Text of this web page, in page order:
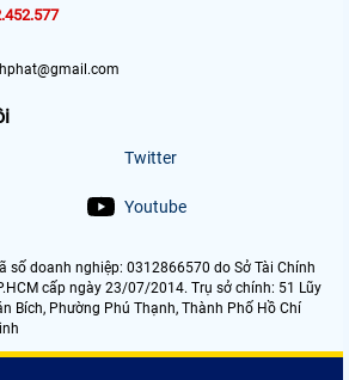
Twitter
Youtube
số doanh nghiệp: 0312866570 do Sở Tài Chính
cấp ngày 23/07/2014. Trụ sở chính: 51 Lũy
Bích, Phường Phú Thạnh, Thành Phố Hồ Chí